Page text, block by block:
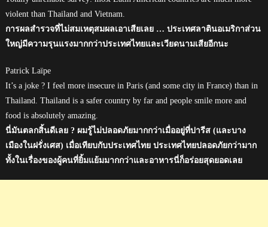
violent than Thailand and Vietnam.
การผลสำรวจที่ไม่สมเหตุสมผลเอาเสียเลย … ประเทศลาตินอเมริกาส่วน
ใหญ่มีความรุนแรงมากกว่าประเทศไทยและเวียดนามเสียอีกนะ
Patrick Laïpe
It’s a joke ? I feel more insecure in Paris (and some city in France) than in
Thailand. Thailand is a safer country by far and people smile more and
food is absolutely amazing.
นี่มันตลกสิ้นดีเลย ? ผมรู้ไม่ปลอดภัยมากกว่าเมื่ออยู่ที่ปารีส (และบาง
เมืองในฝรั่งเศส) เมื่อเทียบกับประเทศไทย ประเทศไทยปลอดภัยกว่ามาก
ทั้งในเรื่องของผู้คนที่ยิ้มแย้มมากกว่าและอาหารนี่ก็อร่อยสุดยอดเลย